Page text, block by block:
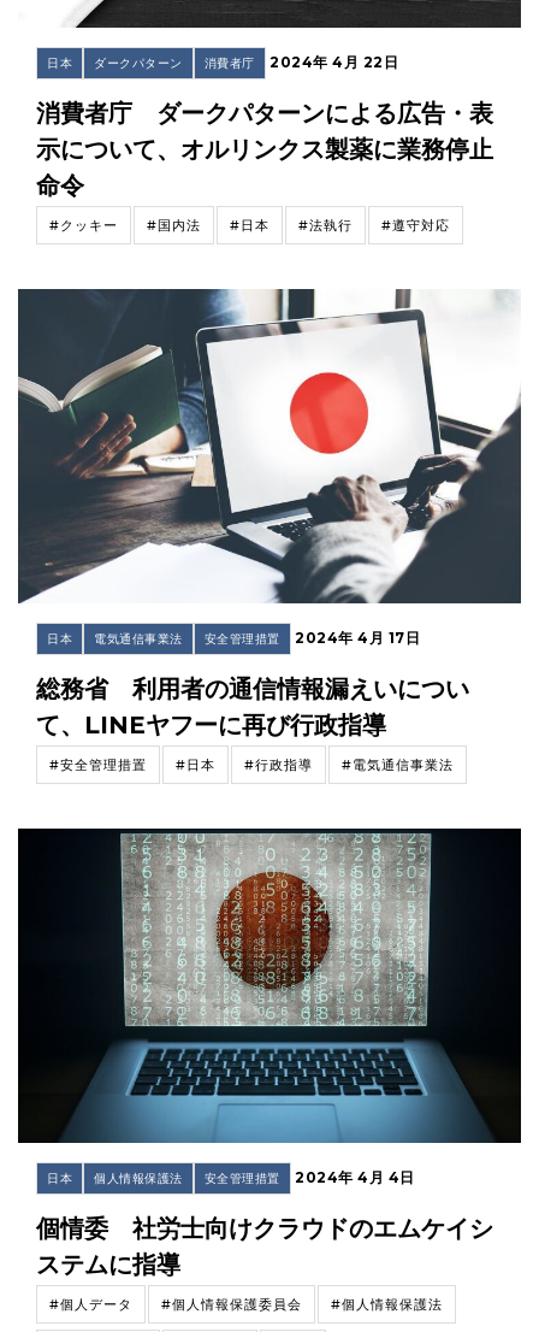
日本 ダークパターン 消費者庁 2024年 4月 22日
消費者庁 ダークパターンによる広告・表
示について、オルリンクス製薬に業務停止
命令
#クッキー #国内法 #日本 #法執行 #遵守対応
日本 電気通信事業法 安全管理措置 2024年 4月 17日
総務省 利用者の通信情報漏えいについ
て、LINEヤフーに再び行政指導
#安全管理措置 #日本 #行政指導 #電気通信事業法
日本 個人情報保護法 安全管理措置 2024年 4月 4日
個情委 社労士向けクラウドのエムケイシ
ステムに指導
#個人データ #個人情報保護委員会 #個人情報保護法